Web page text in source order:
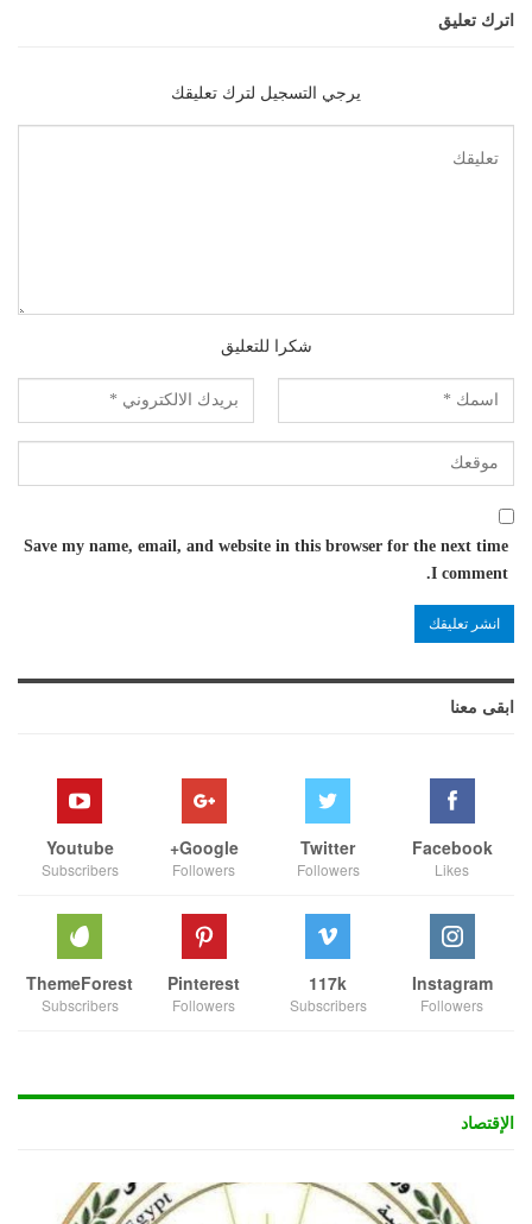
اترك تعليق
يرجي التسجيل لترك تعليقك
شكرا للتعليق
Save my name, email, and website in this browser for the next time
I comment.
ابقى معنا
Facebook
Likes
Twitter
Followers
Google+
Followers
Youtube
Subscribers
Instagram
Followers
117k
Subscribers
Pinterest
Followers
ThemeForest
Subscribers
الإقتصاد